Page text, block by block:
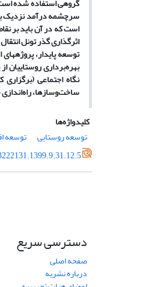
است که در آن باید بر
توسعه پایدار،
بهره‌برداری
نگاه اجتماعی
ساخت‌وسازها،
کلیدواژه‌ها
توسعه روستایی
توسعه
دسترسی سریع
صفحه اصلی
درباره نشریه